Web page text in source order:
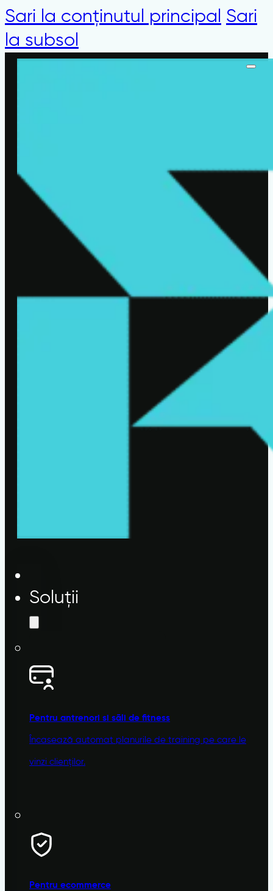
Sari la conținutul principal Sari
la subsol
Soluții
Pentru antrenori si sãli de fitness
Încasează automat planurile de training pe care le
vinzi clienților.
Pentru ecommerce